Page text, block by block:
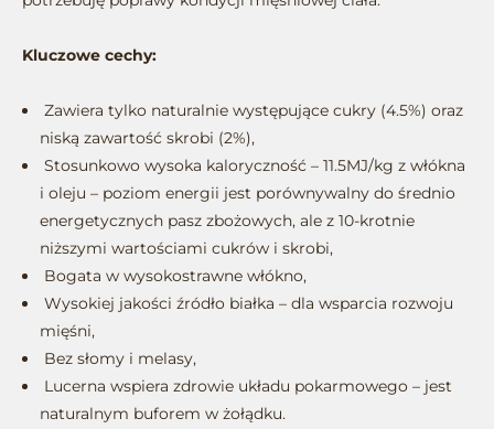
Kluczowe cechy:
Zawiera tylko naturalnie występujące cukry (4.5%) oraz
niską zawartość skrobi (2%),
Stosunkowo wysoka kaloryczność – 11.5MJ/kg z włókna
i oleju – poziom energii jest porównywalny do średnio
energetycznych pasz zbożowych, ale z 10-krotnie
niższymi wartościami cukrów i skrobi,
Bogata w wysokostrawne włókno,
Wysokiej jakości źródło białka – dla wsparcia rozwoju
mięśni,
Bez słomy i melasy,
Lucerna wspiera zdrowie układu pokarmowego – jest
naturalnym buforem w żołądku.